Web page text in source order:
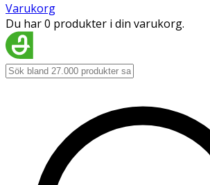
Varukorg
Du har 0 produkter i din varukorg.